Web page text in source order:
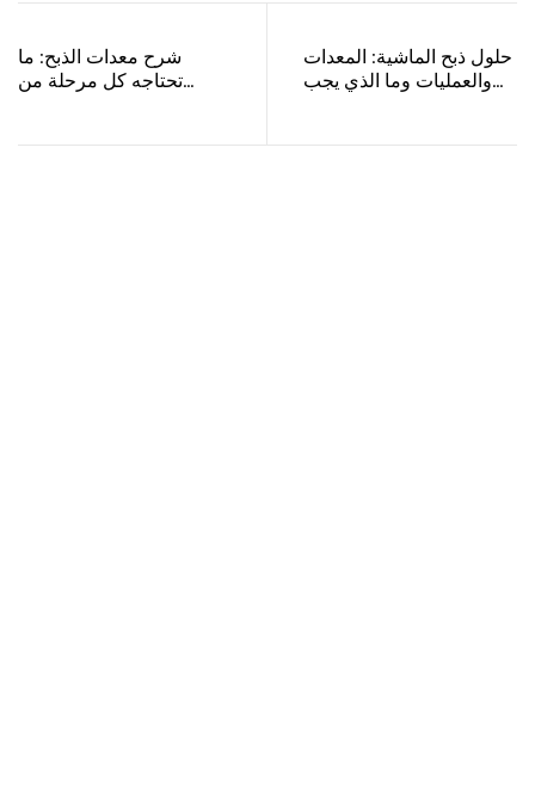
شرح معدات الذبح: ما
تحتاجه كل مرحلة من
حلول ذبح الماشية: المعدات
والعمليات وما الذي يجب